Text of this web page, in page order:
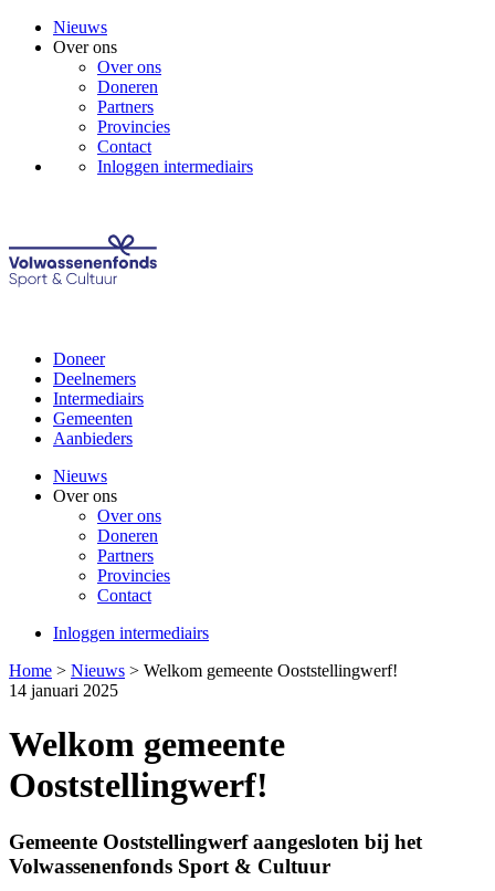
Nieuws
Over ons
Over ons
Doneren
Partners
Provincies
Contact
Inloggen intermediairs
Doneer
Deelnemers
Intermediairs
Gemeenten
Aanbieders
Nieuws
Over ons
Over ons
Doneren
Partners
Provincies
Contact
Inloggen intermediairs
Home > Nieuws > Welkom gemeente Ooststellingwerf!
14 januari 2025
Welkom gemeente
Ooststellingwerf!
Gemeente Ooststellingwerf aangesloten bij het
Volwassenenfonds Sport & Cultuur